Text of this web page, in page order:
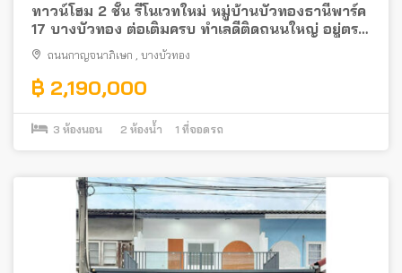
ทาวน์โฮม 2 ชั้น รีโนเวทใหม่ หมู่บ้านบัวทองธานีพาร์ค
17 บางบัวทอง ต่อเติมครบ ทำเลดีติดถนนใหญ่ อยู่ตรง
ข้ามตลาดสมบัติบุรี พร้อมอยู่
ถนนกาญจนาภิเษก บางบัวทอง
฿ 2,190,000
3 ห้องนอน 2 ห้องน้ำ 1 ที่จอดรถ